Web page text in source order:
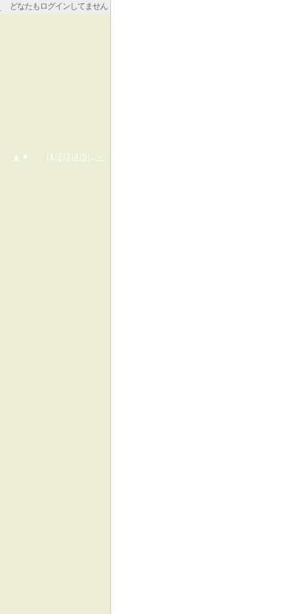
どなたもログインしてません
▲ ▼ | 1 2 3 4 5 | ... ＞